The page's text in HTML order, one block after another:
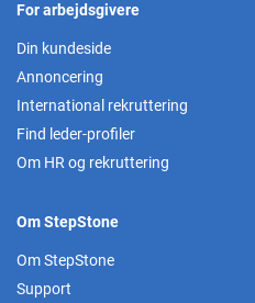
For arbejdsgivere
Din kundeside
Annoncering
International rekruttering
Find leder-profiler
Om HR og rekruttering
Om StepStone
Om StepStone
Support